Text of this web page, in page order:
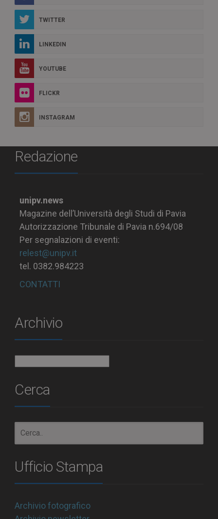
TWITTER
LINKEDIN
YOUTUBE
FLICKR
INSTAGRAM
Redazione
unipv.news
Magazine dell’Università degli Studi di Pavia
Autorizzazione Tribunale di Pavia n.694/08
Per segnalazioni di eventi:
relest@unipv.it
tel. 0382.984223
CONTATTI
Archivio
Cerca
Ufficio Stampa
Archivio fotografico